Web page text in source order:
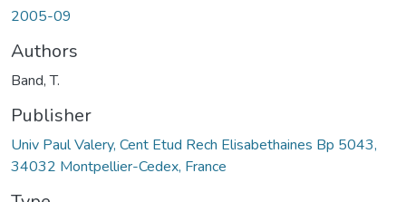
2005-09
Authors
Band, T.
Publisher
Univ Paul Valery, Cent Etud Rech Elisabethaines Bp 5043,
34032 Montpellier-Cedex, France